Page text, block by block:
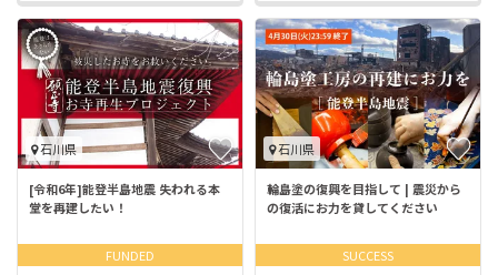
石川県
[令和6年]能登半島地震 失われる本
堂を再建したい！
FUNDED
石川県
輪島塗の復興を目指して | 震災から
の復活にお力を貸してください
SUCCESS